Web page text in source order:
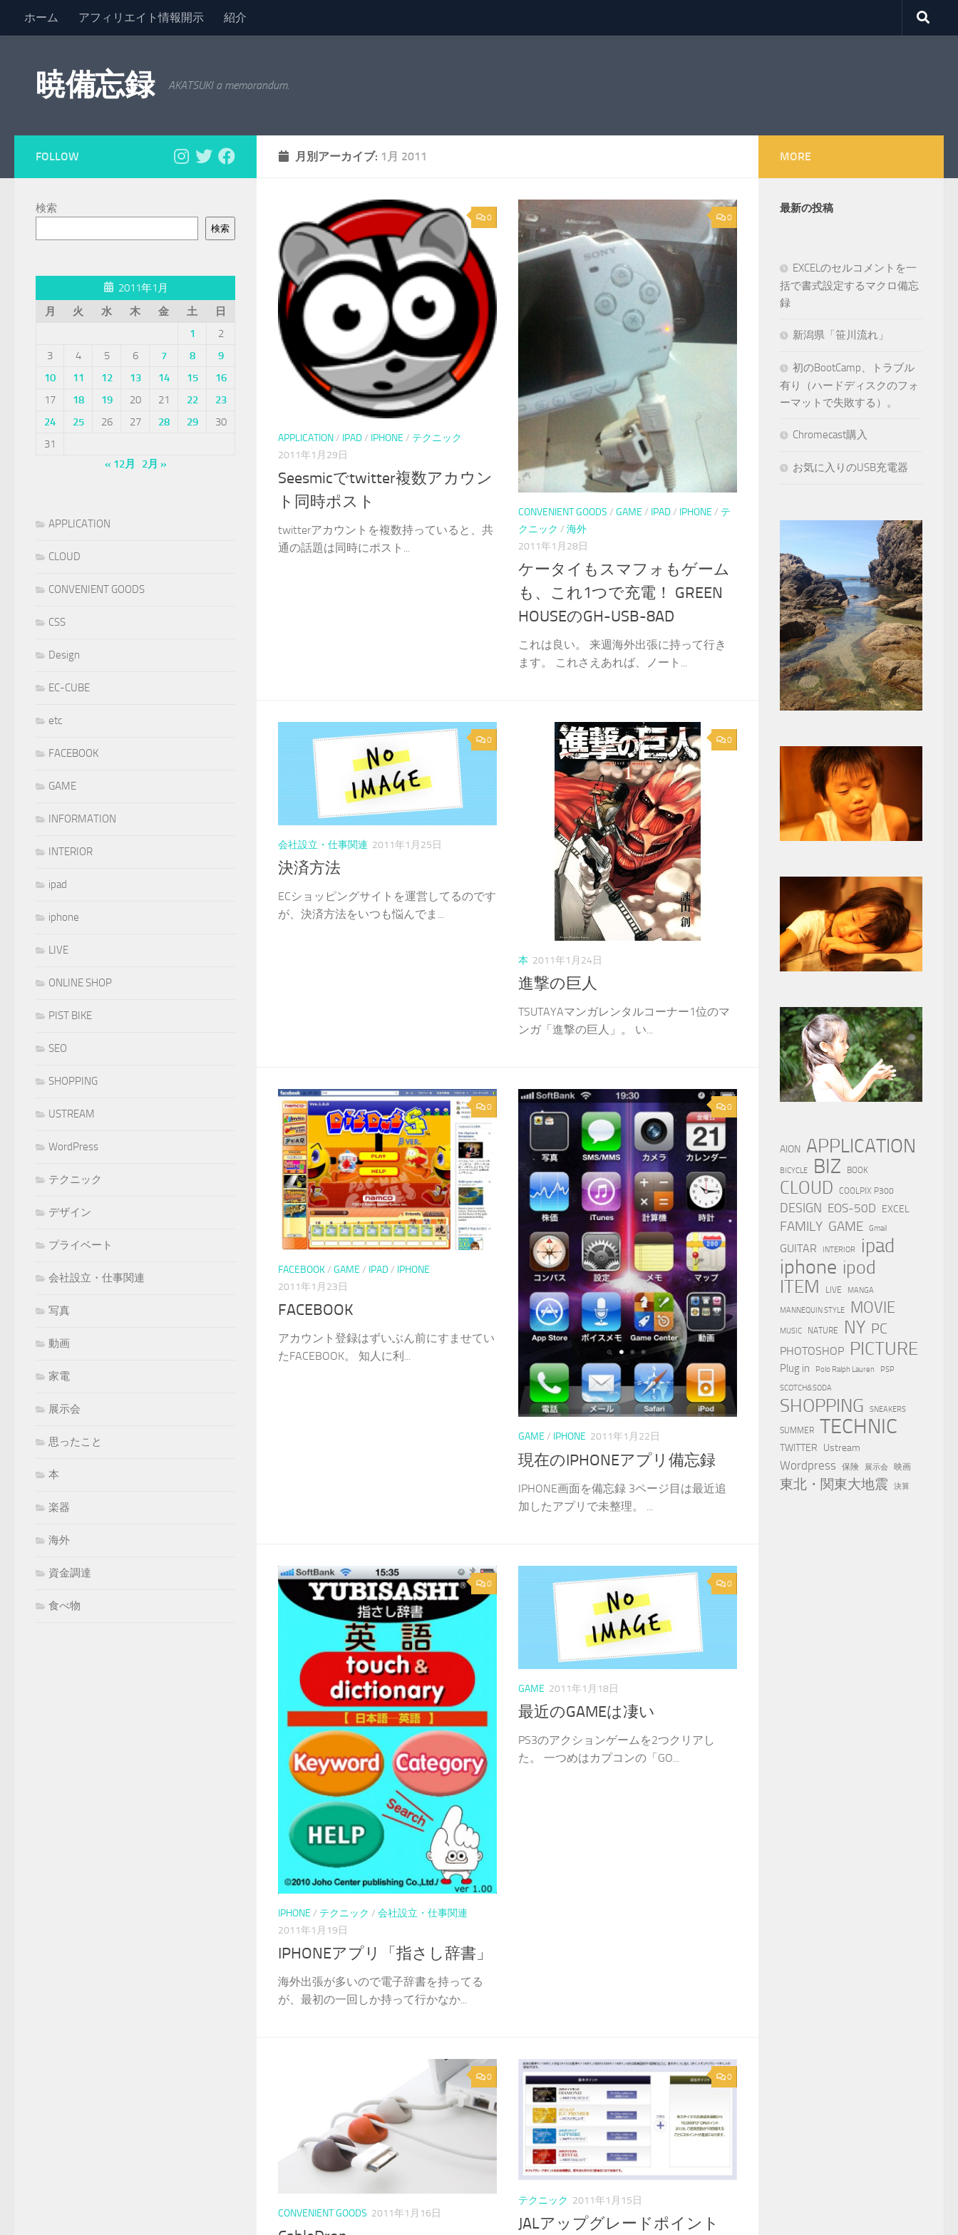
コンテンツへスキップ
ホーム アフィリエイト情報開示 紹介
暁備忘録 AKATSUKI a memorandum.
月別アーカイブ: 1月 2011
0
APPLICATION/ IPAD/ IPHONE / テクニック
2011年1月29日
Seesmicでtwitter複数アカウン
ト同時ポスト
twitterアカウントを複数持っていると、共
通の話題は同時にポスト...
0
CONVENIENT GOODS / GAME / IPAD/ IPHONE / テ
クニック / 海外
2011年1月28日
ケータイもスマフォもゲーム
も、これ1つで充電！ GREEN
HOUSEのGH-USB-8AD
これは良い。 来週海外出張に持って行き
ます。 これさえあれば、ノート...
0
会社設立・仕事関連 2011年1月25日
決済方法
ECショッピングサイトを運営してるのです
が、決済方法をいつも悩んでま...
0
本 2011年1月24日
進撃の巨人
TSUTAYAマンガレンタルコーナー1位のマ
ンガ「進撃の巨人」。 い...
0
FACEBOOK/ GAME / IPAD/ IPHONE
2011年1月23日
FACEBOOK
アカウント登録はずいぶん前にすませてい
たFACEBOOK。 知人に利...
0
GAME / IPHONE 2011年1月22日
現在のIPHONEアプリ備忘録
IPHONE画面を備忘録 3ページ目は最近追
加したアプリで未整理。 ...
0
IPHONE / テクニック / 会社設立・仕事関連
2011年1月19日
IPHONEアプリ「指さし辞書」
海外出張が多いので電子辞書を持ってる
が、最初の一回しか持って行かなか...
0
GAME 2011年1月18日
最近のGAMEは凄い
PS3のアクションゲームを2つクリアし
た。 一つめはカプコンの「GO...
0
CONVENIENT GOODS 2011年1月16日
0
テクニック 2011年1月15日
JALアップグレードポイント
FOLLOW
検索
検索
2011年1月
月
火 水 木 金 土
日
1
2
3
4 5 6 7 8
9
10
11 12 13 14 15
16
17
18 19 20 21 22
23
24
25 26 27 28 29
30
31
« 12月
2月 »
APPLICATION
CLOUD
CONVENIENT GOODS
CSS
Design
EC-CUBE
etc
FACEBOOK
GAME
INFORMATION
INTERIOR
ipad
iphone
LIVE
ONLINE SHOP
PIST BIKE
SEO
SHOPPING
USTREAM
WordPress
テクニック
デザイン
プライベート
会社設立・仕事関連
写真
動画
家電
展示会
思ったこと
本
楽器
海外
資金調達
食べ物
MORE
最新の投稿
EXCELのセルコメントを一
括で書式設定するマクロ備忘
録
新潟県「笹川流れ」
初のBootCamp、トラブル
有り（ハードディスクのフォ
ーマットで失敗する）。
Chromecast購入
お気に入りのUSB充電器
AION APPLICATION
BICYCLE BIZ BOOK
CLOUD COOLPIX P300
DESIGN EOS-50D EXCEL
FAMILY GAME Gmail
GUITAR INTERIOR ipad
iphone ipod
ITEM
LIVE MANGA
MANNEQUIN STYLE MOVIE
MUSIC NATURE NY PC
PHOTOSHOP PICTURE
Plug in Polo Ralph Lauren
PSP
SCOTCH&SODA
SHOPPING SNEAKERS
SUMMER TECHNIC
TWITTER Ustream
Wordpress 保険 展示会 映画
東北・関東大地震 決算